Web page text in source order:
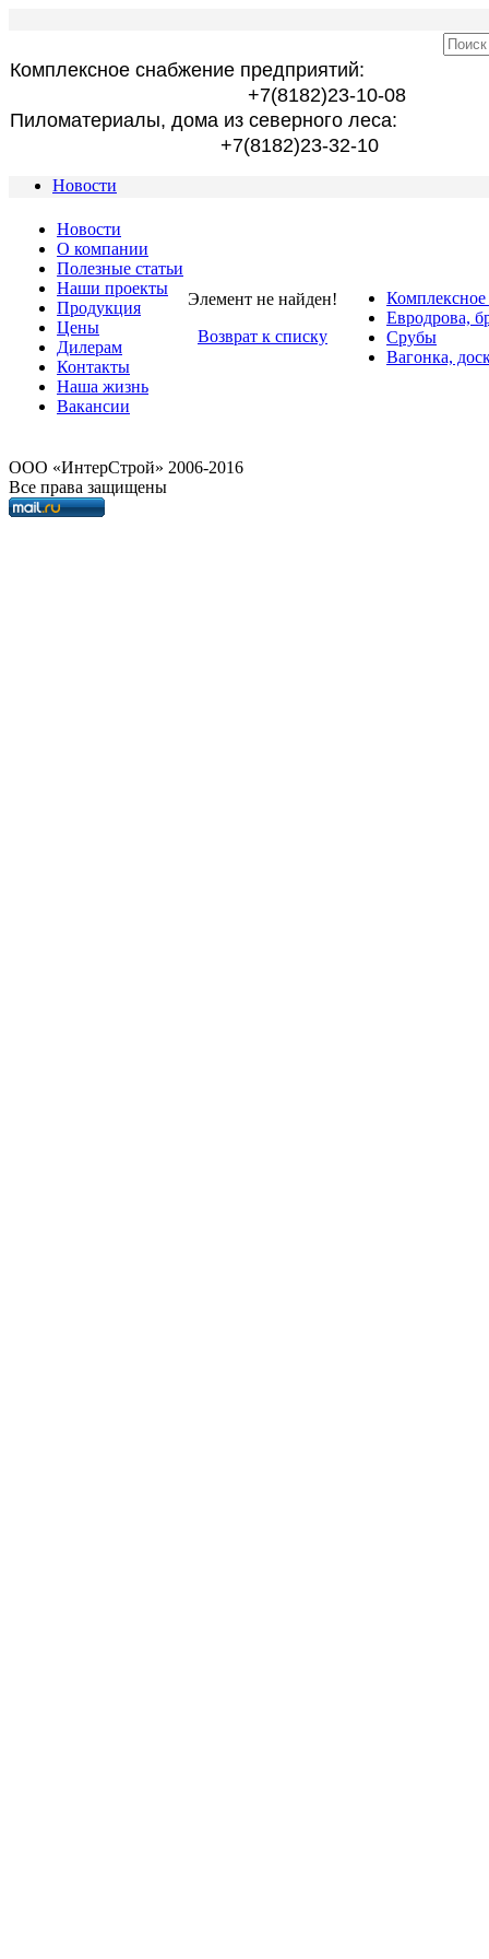
Комплексное снабжение предприятий:
+7(8182)23-10-08
Пиломатериалы, дома из северного леса:
+7(8182)23-32-10
Новости
Новости
О компании
Полезные статьи
Наши проекты
Продукция
Цены
Дилерам
Контакты
Наша жизнь
Вакансии
Элемент не найден!
Возврат к списку
Евродрова,
Срубы
Вагонка,
OOO «ИнтерСтрой» 2006-2016
Все права защищены